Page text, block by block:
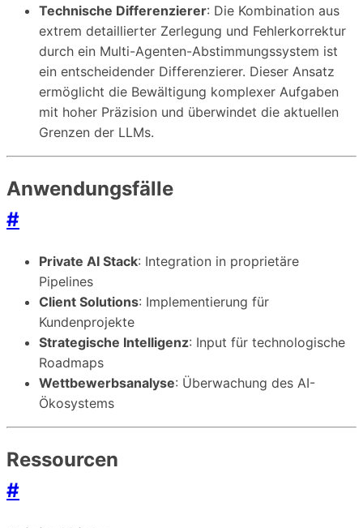
Technische Differenzierer: Die Kombination aus
extrem detaillierter Zerlegung und Fehlerkorrektur
durch ein Multi-Agenten-Abstimmungssystem ist
ein entscheidender Differenzierer. Dieser Ansatz
ermöglicht die Bewältigung komplexer Aufgaben
mit hoher Präzision und überwindet die aktuellen
Grenzen der LLMs.
Anwendungsfälle
#
Private AI Stack: Integration in proprietäre
Pipelines
Client Solutions: Implementierung für
Kundenprojekte
Strategische Intelligenz: Input für technologische
Roadmaps
Wettbewerbsanalyse: Überwachung des AI-
Ökosystems
Ressourcen
#